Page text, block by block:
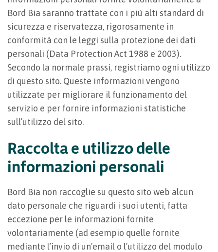
Bord Bia saranno trattate con i più alti standard di
sicurezza e riservatezza, rigorosamente in
conformità con le leggi sulla protezione dei dati
personali (Data Protection Act 1988 e 2003).
Secondo la normale prassi, registriamo ogni utilizzo
di questo sito. Queste informazioni vengono
utilizzate per migliorare il funzionamento del
servizio e per fornire informazioni statistiche
sull’utilizzo del sito.
Raccolta e utilizzo delle
informazioni personali
Bord Bia non raccoglie su questo sito web alcun
dato personale che riguardi i suoi utenti, fatta
eccezione per le informazioni fornite
volontariamente (ad esempio quelle fornite
mediante l’invio di un’email o l’utilizzo del modulo